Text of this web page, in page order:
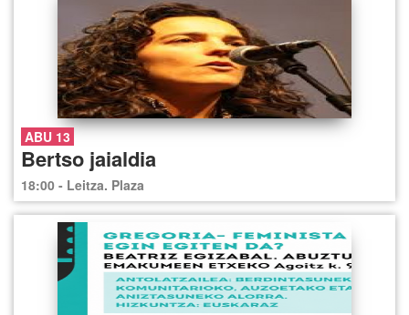
ABU 13
Bertso jaialdia
18:00 - Leitza. Plaza